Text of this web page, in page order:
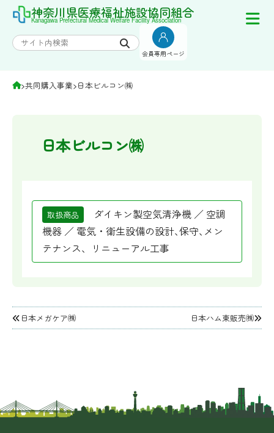
Skip
content
神奈川県医療福祉施設協同組合
Kanagawa Prefectural Medical Welfare Facility Association
会員専用ページ
>共同購入事業>日本ビルコン㈱
日本ビルコン㈱
取扱商品
ダイキン製空気清浄機 ／ 空調
機器 ／ 電気・衛生設備の設計､保守､メン
テナンス、リニューアル工事
投
稿
ョ
ン
日本メガケア㈱ 日本ハム東販売㈱